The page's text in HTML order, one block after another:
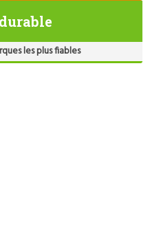
les plus fiables